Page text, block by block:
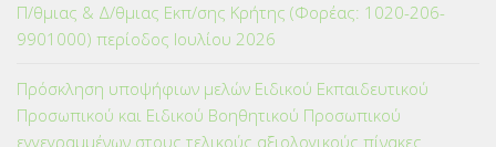
Π/θμιας & Δ/θμιας Εκπ/σης Κρήτης (Φορέας: 1020-206-
9901000) περίοδος Ιουλίου 2026
Πρόσκληση υποψήφιων μελών Ειδικού Εκπαιδευτικού
Προσωπικού και Ειδικού Βοηθητικού Προσωπικού
εγγεγραμμένων στους τελικούς αξιολογικούς πίνακες